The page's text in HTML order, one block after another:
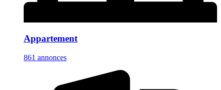
Appartement
861 annonces